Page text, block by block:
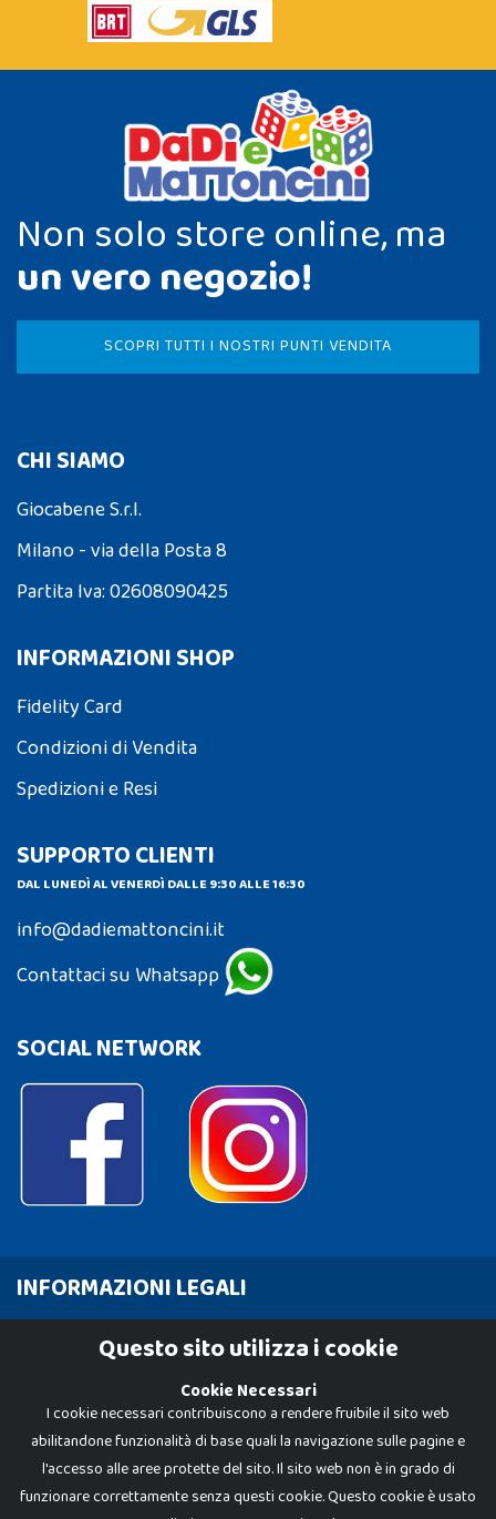
Non solo store online, ma
un vero negozio!
SCOPRI TUTTI I NOSTRI PUNTI VENDITA
CHI SIAMO
Giocabene S.r.l.
Milano - via della Posta 8
Partita Iva: 02608090425
INFORMAZIONI SHOP
Fidelity Card
Condizioni di Vendita
Spedizioni e Resi
SUPPORTO CLIENTI
DAL LUNEDÌ AL VENERDÌ DALLE 9:30 ALLE 16:30
info@dadiemattoncini.it
Contattaci su Whatsapp
SOCIAL NETWORK
INFORMAZIONI LEGALI
Cookie PolicyQuesto sito utilizza i cookie
Cookie Necessari
I cookie necessari contribuiscono a rendere fruibile il sito web
abilitandone funzionalità di base quali la navigazione sulle pagine e
l'accesso alle aree protette del sito. Il sito web non è in grado di
funzionare correttamente senza questi cookie. Questo cookie è usato